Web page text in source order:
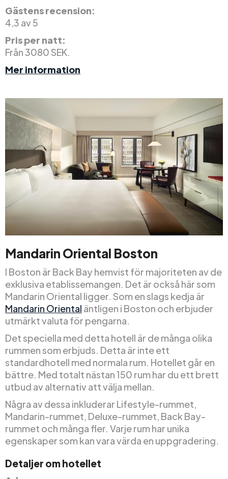
Gästens recension:
4,3 av 5
Pris per natt:
Från 3080 SEK.
Mer information
Mandarin Oriental Boston
I Boston är Back Bay hemvist för majoriteten av de
exklusiva etablissemangen. Det är också här som
Mandarin Oriental ligger. Som en slags kedja är
Mandarin Oriental äntligen i Boston och erbjuder
utmärkt valuta för pengarna.
Det speciella med detta hotell är de många olika
rummen som erbjuds. Detta är inte ett
standardhotell med normala rum. Hotellet går en
bättre. Med totalt nästan 150 rum har du ett brett
utbud av alternativ att välja mellan.
Några av dessa inkluderar Lifestyle-rummet,
Mandarin-rummet, Deluxe-rummet, Back Bay-
rummet och många fler. Varje rum har unika
egenskaper som kan vara värda en uppgradering.
Detaljer om hotellet